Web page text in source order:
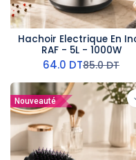
Hachoir Electrique En
RAF - 5L - 1000W
64.0 DT85.0DT
Nouveauté